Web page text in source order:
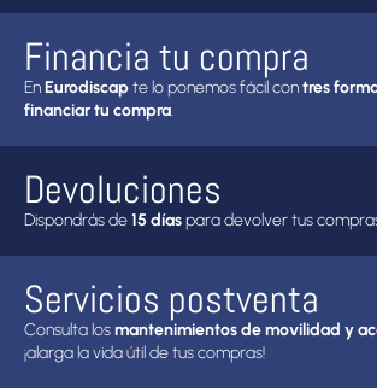
Financia tu compra
EnEurodiscapte lo ponemos fácil contres
financiar tu compra.
Devoluciones
Dispondrás de15 díaspara devolver tus
Servicios postventa
Consulta losmantenimientos de movilidad y
¡alarga la vida útil de tus compras!